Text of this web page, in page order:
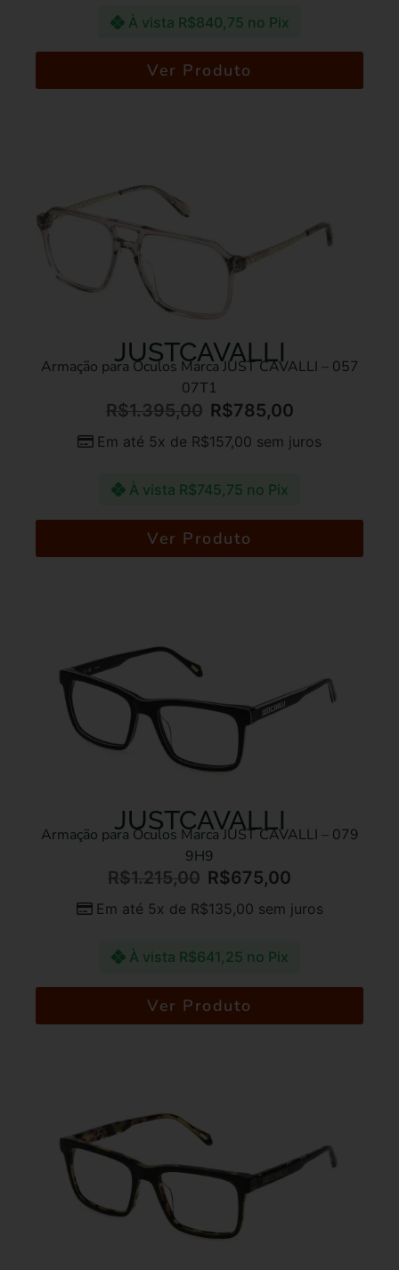
À vista R$840,75 no Pix
Ver Produto
JUSTCAVALLI
Armação para Óculos Marca JUST CAVALLI – 057
07T1
R$1.395,00 R$785,00
Em até 5x de R$157,00 sem juros
À vista R$745,75 no Pix
Ver Produto
JUSTCAVALLI
Armação para Óculos Marca JUST CAVALLI – 079
9H9
R$1.215,00 R$675,00
Em até 5x de R$135,00 sem juros
À vista R$641,25 no Pix
Ver Produto